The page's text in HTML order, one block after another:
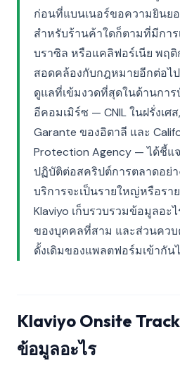
ก่อนที่แบนเนอร์ขอความยินย
สำหรับร้านค้าใดก็ตามที่มีการ
บราซิล หรือแคลิฟอร์เนีย พฤติ
สอดคล้องกับกฎหมายอีกต่อไ
ดูแลที่เข้มงวดที่สุดในด้านกา
อีคอมเมิร์ซ — CNIL ในฝรั่งเศส
Garante ของอิตาลี และ
Protection Agency — ได้ชี้แ
ปฏิบัติต่อสคริปต์การตลาดอย่า
บริการจะเป็นรายใหญ่หรือรา
Klaviyo เก็บรวบรวมข้อมูลอะ
ของบุคคลที่สาม และส่วนคว
ดั้งเดิมของแพลตฟอร์มเข้ากัน
Klaviyo Onsite
ข้อมูลอะไร